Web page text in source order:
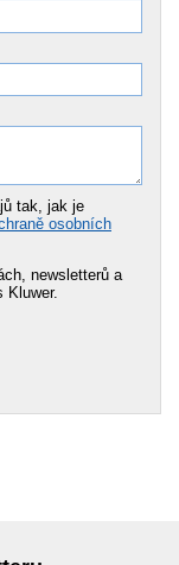
tak, jak je
osobních
newsletterů a
Kluwer.